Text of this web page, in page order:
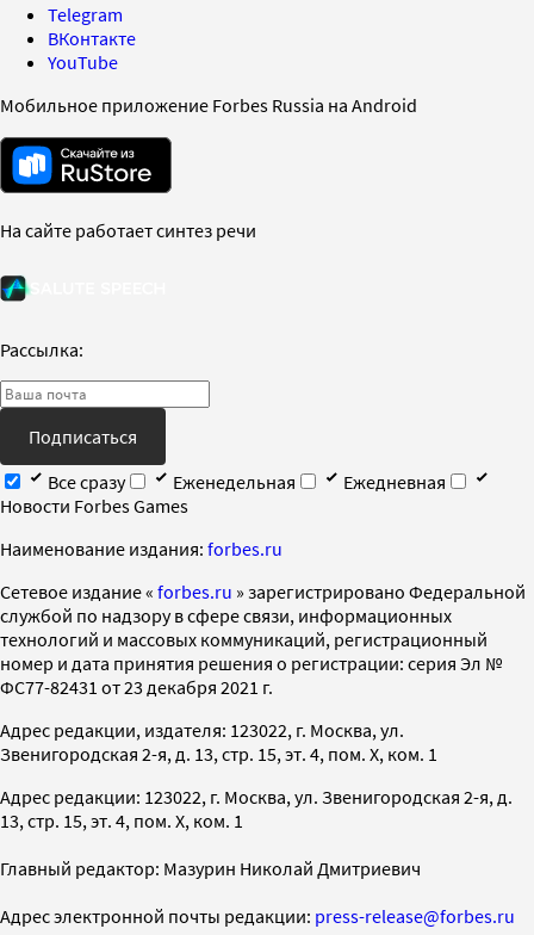
Telegram
ВКонтакте
YouTube
Мобильное приложение Forbes Russia на Android
На сайте работает синтез речи
Рассылка:
Подписаться
Все сразу
Еженедельная
Ежедневная
Новости Forbes Games
Наименование издания: forbes.ru
Cетевое издание « forbes.ru » зарегистрировано Федеральной
службой по надзору в сфере связи, информационных
технологий и массовых коммуникаций, регистрационный
номер и дата принятия решения о регистрации: серия Эл №
ФС77-82431 от 23 декабря 2021 г.
Адрес редакции, издателя: 123022, г. Москва, ул.
Звенигородская 2-я, д. 13, стр. 15, эт. 4, пом. X, ком. 1
Адрес редакции: 123022, г. Москва, ул. Звенигородская 2-я, д.
13, стр. 15, эт. 4, пом. X, ком. 1
Главный редактор: Мазурин Николай Дмитриевич
Адрес электронной почты редакции: press-release@forbes.ru